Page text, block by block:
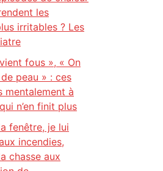
les
irritables ? Les
fous », « On
peau » : ces
mentalement à
n’en finit plus
fenêtre, je lui
incendies,
chasse aux